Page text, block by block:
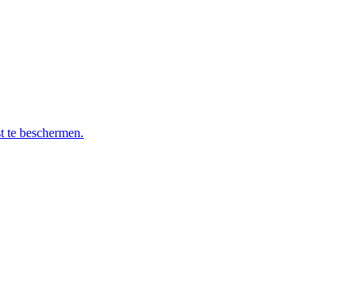
beschermen.